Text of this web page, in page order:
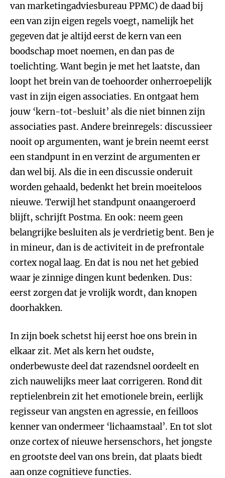
van marketingadviesbureau PPMC) de daad bij
een van zijn eigen regels voegt, namelijk het
gegeven dat je altijd eerst de kern van een
boodschap moet noemen, en dan pas de
toelichting. Want begin je met het laatste, dan
loopt het brein van de toehoorder onherroepelijk
vast in zijn eigen associaties. En ontgaat hem
jouw ‘kern-tot-besluit’ als die niet binnen zijn
associaties past. Andere breinregels: discussieer
nooit op argumenten, want je brein neemt eerst
een standpunt in en verzint de argumenten er
dan wel bij. Als die in een discussie onderuit
worden gehaald, bedenkt het brein moeiteloos
nieuwe. Terwijl het standpunt onaangeroerd
blijft, schrijft Postma. En ook: neem geen
belangrijke besluiten als je verdrietig bent. Ben je
in mineur, dan is de activiteit in de prefrontale
cortex nogal laag. En dat is nou net het gebied
waar je zinnige dingen kunt bedenken. Dus:
eerst zorgen dat je vrolijk wordt, dan knopen
doorhakken.
In zijn boek schetst hij eerst hoe ons brein in
elkaar zit. Met als kern het oudste,
onderbewuste deel dat razendsnel oordeelt en
zich nauwelijks meer laat corrigeren. Rond dit
reptielenbrein zit het emotionele brein, eerlijk
regisseur van angsten en agressie, en feilloos
kenner van ondermeer ‘lichaamstaal’. En tot slot
onze cortex of nieuwe hersenschors, het jongste
en grootste deel van ons brein, dat plaats biedt
aan onze cognitieve functies.